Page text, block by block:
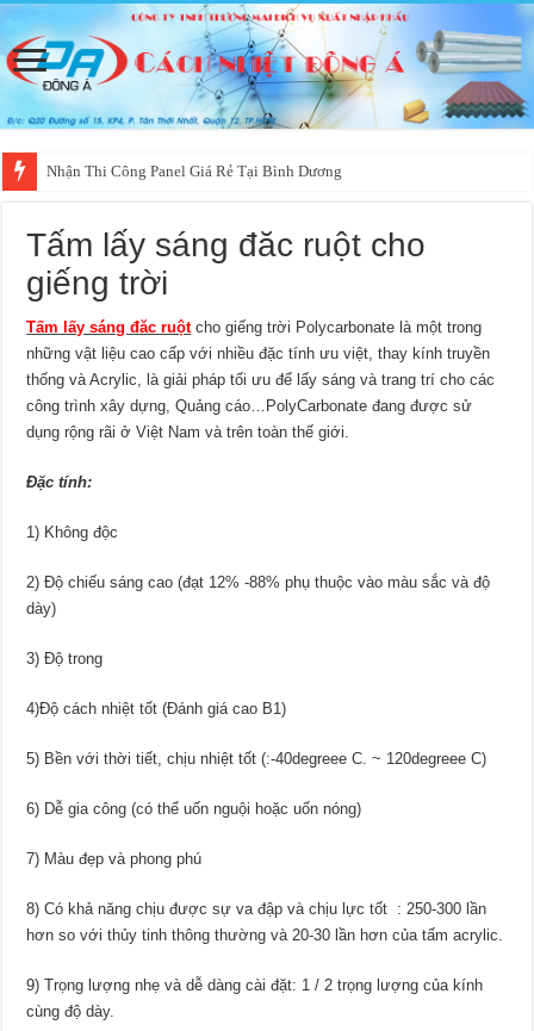
Nhận Thi Công Panel Giá Rẻ Tại Bình Dương
Tấm lấy sáng đăc ruột cho
giếng trời
Tấm lấy sáng đăc ruộtcho giếng trời Polycarbonate là một trong
những vật liệu cao cấp với nhiều đặc tính ưu việt, thay kính truyền
thống và Acrylic, là giải pháp tối ưu để lấy sáng và trang trí cho các
công trình xây dựng, Quảng cáo…PolyCarbonate đang được sử
dụng rộng rãi ở Việt Nam và trên toàn thế giới.
Đặc tính:
1) Không độc
2) Độ chiếu sáng cao (đạt 12% -88% phụ thuộc vào màu sắc và độ
dày)
3) Độ trong
4)Độ cách nhiệt tốt (Đánh giá cao B1)
5) Bền với thời tiết, chịu nhiệt tốt (:-40degreee C. ~ 120degreee C)
6) Dễ gia công (có thể uốn nguội hoặc uốn nóng)
7) Màu đẹp và phong phú
8) Có khả năng chịu được sự va đập và chịu lực tốt : 250-300 lần
hơn so với thủy tinh thông thường và 20-30 lần hơn của tấm acrylic.
9) Trọng lượng nhẹ và dễ dàng cài đặt: 1 / 2 trọng lượng của kính
cùng độ dày.